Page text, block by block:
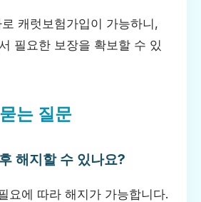
캐럿보험가입이 가능하니,
필요한 보장을 확보할 수 있
는 질문
해지할 수 있나요?
요에 따라 해지가 가능합니다.